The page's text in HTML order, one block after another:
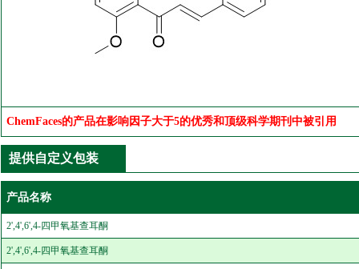
ChemFaces的产品在影响因子大于5的优秀和顶级科学期刊中被引用
提供自定义包装
产品名称
2',4',6',4-四甲氧基查耳酮
2',4',6',4-四甲氧基查耳酮